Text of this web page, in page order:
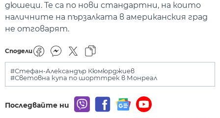
дюшеци. Те са по нови стандартни, на които
наличните на пързалката в американския град
не отговарят.
Сподели
#Стефан-Александър Кюмюрджиев
#Световна купа по шорттрек в Монреал
Последвайте ни